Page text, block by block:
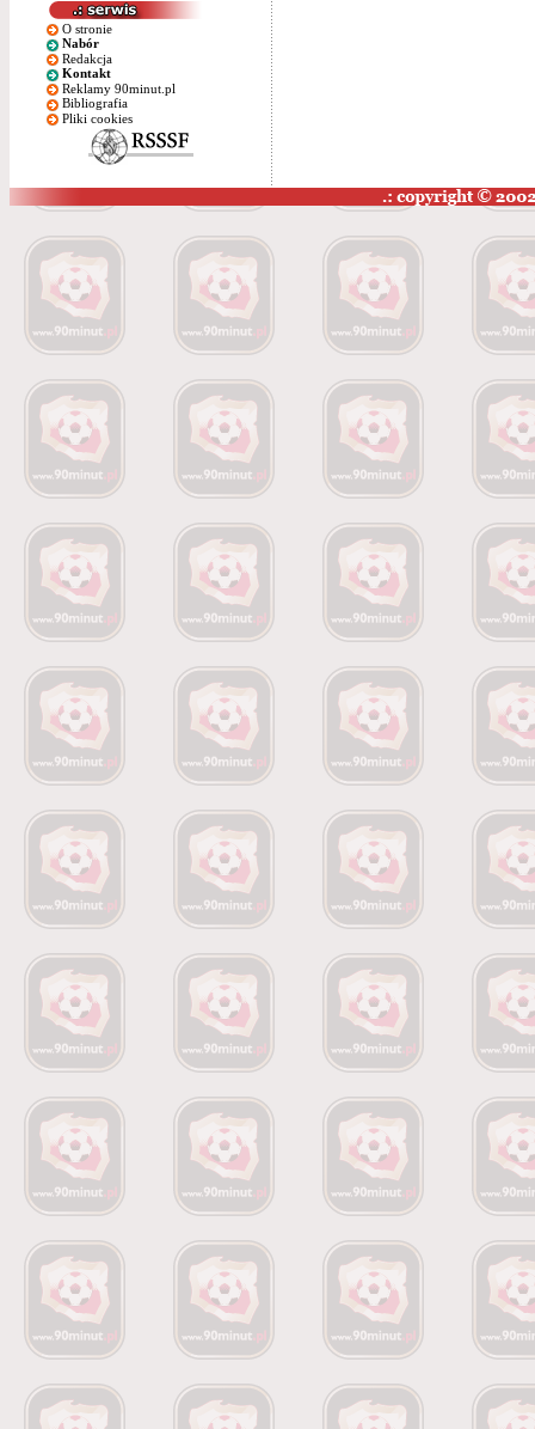
O stronie
Nabór
Redakcja
Kontakt
Reklamy 90minut.pl
Bibliografia
Pliki cookies